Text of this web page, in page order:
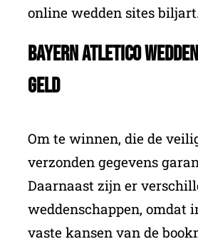
online wedden sites
Bayern Atletico
Geld
Om te winnen, die de
verzonden gegevens
Daarnaast zijn er
weddenschappen, omdat
vaste kansen van de